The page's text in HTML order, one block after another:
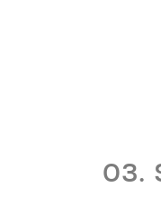
03.